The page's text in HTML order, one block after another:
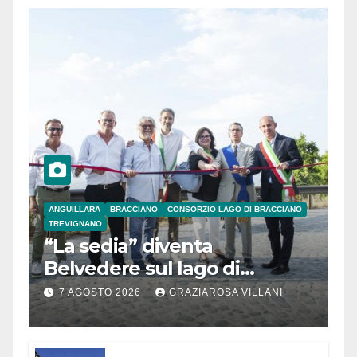
ANGUILLARA BRACCIANO
CONSORZIO LAGO DI BRACCIANO
TREVIGNANO
“La sedia” diventa
Belvedere sul lago di
Bracciano: ieri
l’inaugurazione
7 AGOSTO 2026 GRAZIAROSA VILLANI